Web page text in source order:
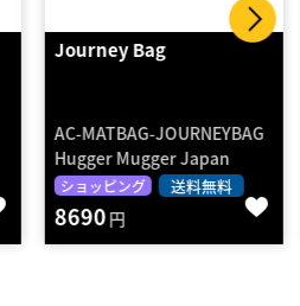
Zen Cushion - Solids
BO-ZEN-SOLID
Hugger Mugger Japan
ショッピング 送料無料
11660